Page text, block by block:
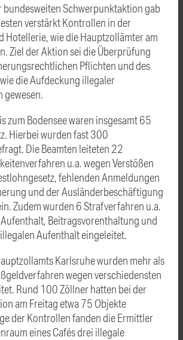
bundesweiten Schwerpunktaktion gab
verstärkt Kontrollen in der
Hotellerie, wie die Hauptzollämter am
Ziel der Aktion sei die Überprüfung
Pflichten und des
die Aufdeckung illegaler
gewesen.
zum Bodensee waren insgesamt 65
Hierbei wurden fast 300
Die Beamten leiteten 22
u.a. wegen Verstößen
fehlenden Anmeldungen
und der Ausländerbeschäftigung
Zudem wurden 6 Strafverfahren u.a.
Beitragsvorenthaltung und
Aufenthalt eingeleitet.
Karlsruhe wurden mehr als
wegen verschiedensten
Rund 100 Zöllner hatten bei der
am Freitag etwa 75 Objekte
der Kontrollen fanden die Ermittler
eines Cafés drei illegale